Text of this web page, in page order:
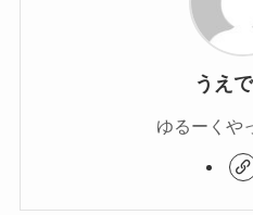
うえ
ゆるーくや